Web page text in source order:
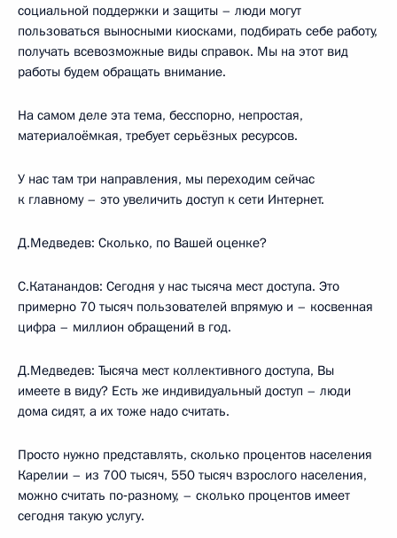
социальной поддержки и защиты – люди могут
пользоваться выносными киосками, подбирать себе работу,
получать всевозможные виды справок. Мы на этот вид
работы будем обращать внимание.
На самом деле эта тема, бесспорно, непростая,
материалоёмкая, требует серьёзных ресурсов.
У нас там три направления, мы переходим сейчас
к главному – это увеличить доступ к сети Интернет.
Д.Медведев: Сколько, по Вашей оценке?
С.Катанандов: Сегодня у нас тысяча мест доступа. Это
примерно 70 тысяч пользователей впрямую и – косвенная
цифра – миллион обращений в год.
Д.Медведев: Тысяча мест коллективного доступа, Вы
имеете в виду? Есть же индивидуальный доступ – люди
дома сидят, а их тоже надо считать.
Просто нужно представлять, сколько процентов населения
Карелии – из 700 тысяч, 550 тысяч взрослого населения,
можно считать по‑разному, – сколько процентов имеет
сегодня такую услугу.